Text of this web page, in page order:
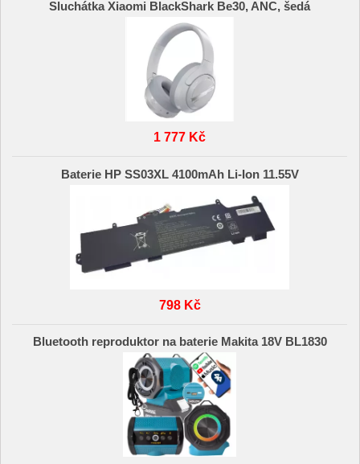
Sluchátka Xiaomi BlackShark Be30, ANC, šedá
1 777 Kč
Baterie HP SS03XL 4100mAh Li-Ion 11.55V
798 Kč
Bluetooth reproduktor na baterie Makita 18V BL1830